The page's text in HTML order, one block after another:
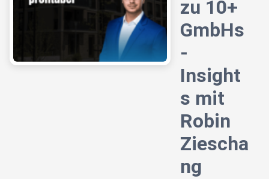
zu 10+
GmbHs
-
Insight
s mit
Robin
Ziescha
ng